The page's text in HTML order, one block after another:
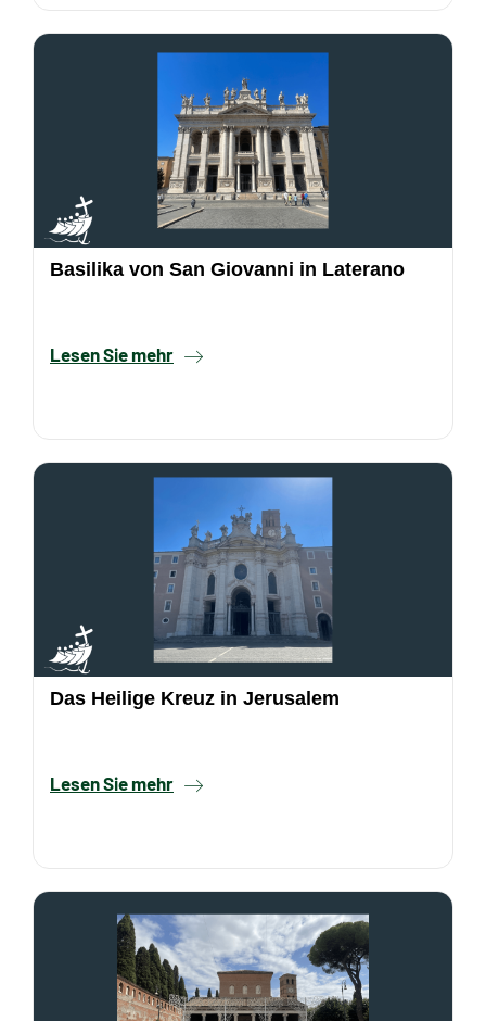
Basilika von San Giovanni in Laterano
Lesen Sie mehr
Das Heilige Kreuz in Jerusalem
Lesen Sie mehr